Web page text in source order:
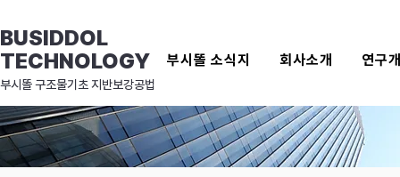
BUSIDDOL
TECHNOLOGY
부시똘 소식지 회사소개 연구
​부시똘 구조물기초 지반보강공법